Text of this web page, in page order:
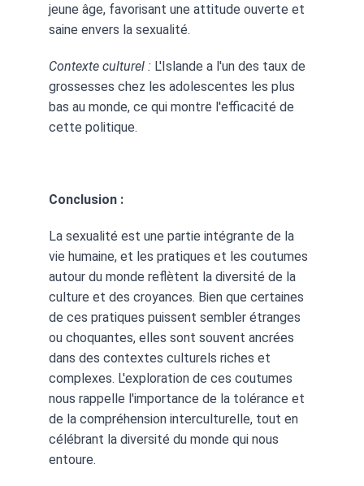
jeune âge, favorisant une attitude ouverte et
saine envers la sexualité.
Contexte culturel : L'Islande a l'un des taux de
grossesses chez les adolescentes les plus
bas au monde, ce qui montre l'efficacité de
cette politique.
Conclusion :
La sexualité est une partie intégrante de la
vie humaine, et les pratiques et les coutumes
autour du monde reflètent la diversité de la
culture et des croyances. Bien que certaines
de ces pratiques puissent sembler étranges
ou choquantes, elles sont souvent ancrées
dans des contextes culturels riches et
complexes. L'exploration de ces coutumes
nous rappelle l'importance de la tolérance et
de la compréhension interculturelle, tout en
célébrant la diversité du monde qui nous
entoure.